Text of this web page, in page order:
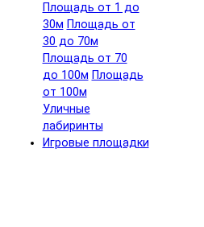
Площадь от 1 до
30м Площадь от
30 до 70м
Площадь от 70
до 100м Площадь
от 100м
Уличные
лабиринты
Игровые площадки